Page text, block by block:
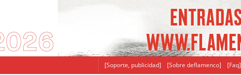
[Soporte, publicidad] [Sobre deflamenco] [Faq]